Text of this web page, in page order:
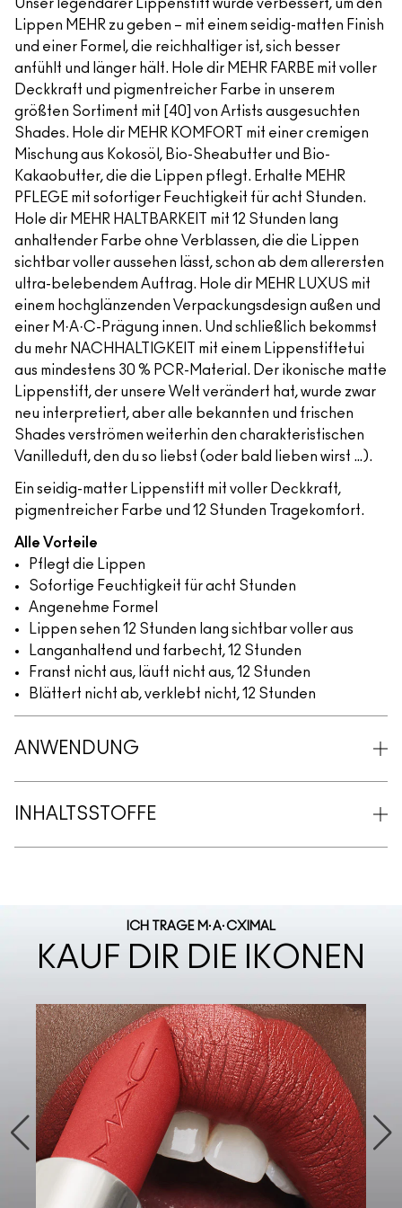
Unser legendärer Lippenstift wurde verbessert, um den
Lippen MEHR zu geben – mit einem seidig-matten Finish
und einer Formel, die reichhaltiger ist, sich besser
anfühlt und länger hält. Hole dir MEHR FARBE mit voller
Deckkraft und pigmentreicher Farbe in unserem
größten Sortiment mit [40] von Artists ausgesuchten
Shades. Hole dir MEHR KOMFORT mit einer cremigen
Mischung aus Kokosöl, Bio-Sheabutter und Bio-
Kakaobutter, die die Lippen pflegt. Erhalte MEHR
PFLEGE mit sofortiger Feuchtigkeit für acht Stunden.
Hole dir MEHR HALTBARKEIT mit 12 Stunden lang
anhaltender Farbe ohne Verblassen, die die Lippen
sichtbar voller aussehen lässt, schon ab dem allerersten
ultra-belebendem Auftrag. Hole dir MEHR LUXUS mit
einem hochglänzenden Verpackungsdesign außen und
einer M·A·C-Prägung innen. Und schließlich bekommst
du mehr NACHHALTIGKEIT mit einem Lippenstiftetui
aus mindestens 30 % PCR-Material. Der ikonische matte
Lippenstift, der unsere Welt verändert hat, wurde zwar
neu interpretiert, aber alle bekannten und frischen
Shades verströmen weiterhin den charakteristischen
Vanilleduft, den du so liebst (oder bald lieben wirst …).
Ein seidig-matter Lippenstift mit voller Deckkraft,
pigmentreicher Farbe und 12 Stunden Tragekomfort.
Alle Vorteile
Pflegt die Lippen
Sofortige Feuchtigkeit für acht Stunden
Angenehme Formel
Lippen sehen 12 Stunden lang sichtbar voller aus
Langanhaltend und farbecht, 12 Stunden
Franst nicht aus, läuft nicht aus, 12 Stunden
Blättert nicht ab, verklebt nicht, 12 Stunden
ANWENDUNG
INHALTSSTOFFE
ICH TRAGE M·A·CXIMAL
KAUF DIR DIE IKONEN